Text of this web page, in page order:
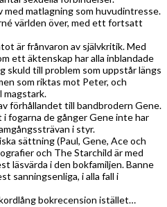
matlagning som huvudintresse.
världen över, med ett fortsatt
är frånvaron av självkritik. Med
ett äktenskap har alla inblandade
skuld till problem som uppstår längs
som riktas mot Peter, och
magstark.
förhållandet till bandbrodern Gene.
fogarna de gånger Gene inte har
i styr.
sättning (Paul, Gene, Ace och
och The Starchild är med
läsvärda i den bokfamiljen. Banne
sanningsenliga, i alla fall i
bokrecension istället…